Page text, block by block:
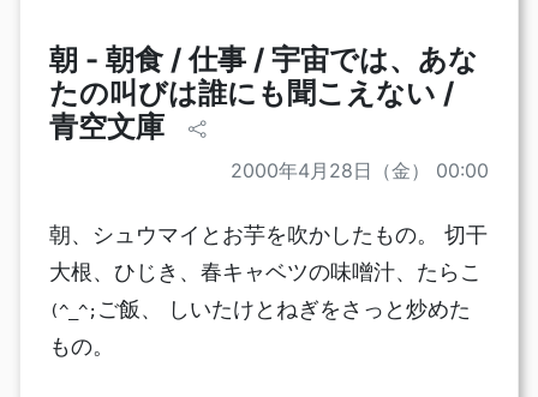
朝 - 朝食 / 仕事 / 宇宙では、あな
たの叫びは誰にも聞こえない /
青空文庫
2000年4月28日（金） 00:00
朝、シュウマイとお芋を吹かしたもの。 切干
大根、ひじき、春キャベツの味噌汁、たらこ
(^_^; ご飯、 しいたけとねぎをさっと炒めた
もの。